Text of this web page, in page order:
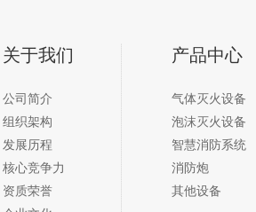
关于我们
公司简介
组织架构
发展历程
核心竞争力
资质荣誉
产品中心
气体灭火设备
泡沫灭火设备
智慧消防系统
消防炮
其他设备